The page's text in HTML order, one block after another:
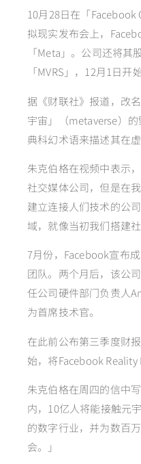
10月28日在「
拟现实发布会上，
「Meta」。公司还将其
「MVRS」，12月1日开
据《财联社》报道，改
宇宙」（metaverse）
典科幻术语来描述其在
朱克伯格在视频中表示
社交媒体公司，但是在
建立连接人们技术的公
域，就像当初我们搭建社
7月份，Facebook宣布
团队。两个月后，该公
任公司硬件部门负责人
为首席技术官。
在此前公布第三季度财
始，将Facebook Reality
朱克伯格在周四的信中
内，10亿人将能接触元
的数字行业，并为数百
会。」